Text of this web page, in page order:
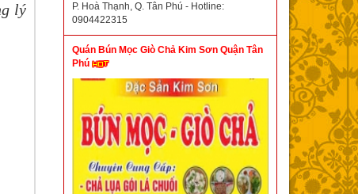
lý
P. Hoà Thạnh, Q. Tân Phú - Hotline:
0904422315
Quán Bún Mọc Giò Chả Kim Sơn Quận Tân
Phú